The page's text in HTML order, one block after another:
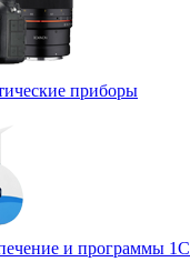
приборы
и программы 1С